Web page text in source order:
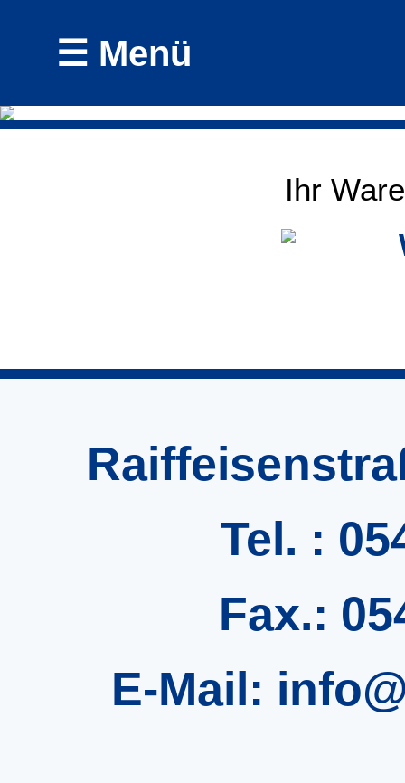
☰ Menü
Ihr
Tel. :
Fax.:
E-Mail: